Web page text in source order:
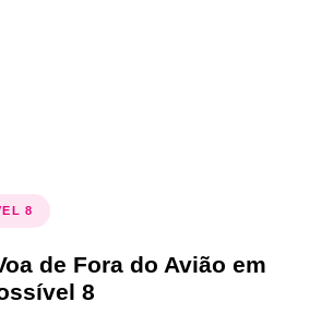
8
de Fora do Avião em
8